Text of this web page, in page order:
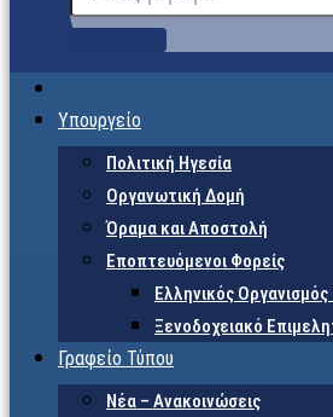
Υπουργείο
Πολιτική Ηγεσία
Οργανωτική Δομή
Όραμα και Αποστολή
Εποπτευόμενοι Φορείς
Eλληνικός
Ξενοδοχειακό
Γραφείο Τύπου
Νέα – Ανακοινώσεις